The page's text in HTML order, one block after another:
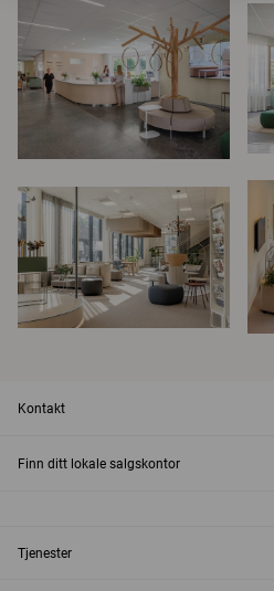
Kontakt
Finn ditt lokale salgskontor
Tjenester